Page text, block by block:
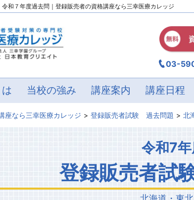
和７年度過去問｜登録販売者の資格講座なら三幸医療カレッジ
03-
当校の強み 講座案内 講座日程
座なら三幸医療カレッジ 登録販売者試験 過去問題 北
令和7
登録販売者試